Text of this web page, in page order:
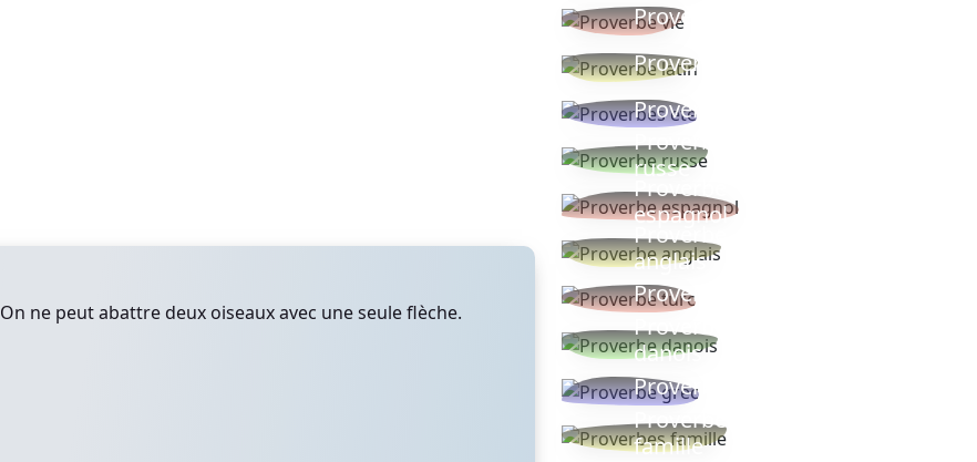
On ne peut abattre deux oiseaux avec une seule flèche.
Proverbe vie
Proverbe latin
Proverbes ete
Proverbe
russe
Proverbe
espagnol
Proverbe
anglais
Proverbe turc
Proverbe
danois
Proverbe grec
Proverbes
famille